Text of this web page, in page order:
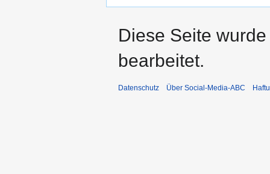
Diese Seite
bearbeitet.
Datenschutz Über Social-Media-ABC